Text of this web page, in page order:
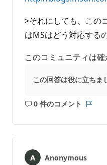
>それにしても、この
はMSはどう対応する
このコミュニティは
この回答は役に立ちま
0 件のコメント
コ
ト
あ
ト
Anonymous